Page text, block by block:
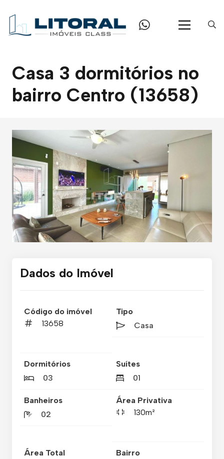
Casa 3 dormitórios no
bairro Centro (13658)
Dados do Imóvel
Código do imóvel
13658
Tipo
Casa
Dormitórios
03
Suítes
01
Banheiros
02
Área Privativa
130m²
Área Total
Bairro